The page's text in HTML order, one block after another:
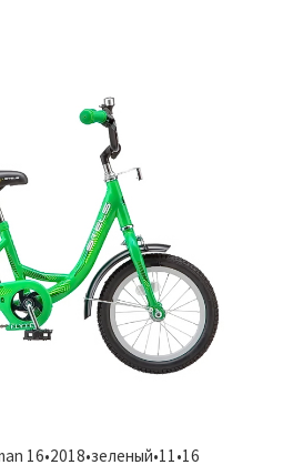
16•2018•зеленый•11•16